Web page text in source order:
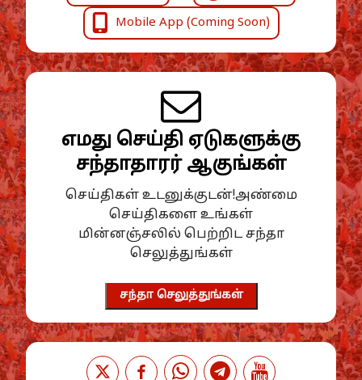
Mobile App (Coming Soon)
எமது செய்தி ஏடுகளுக்கு
சந்தாதாரர் ஆகுங்கள்
செய்திகள் உடனுக்குடன்!அண்மை
செய்திகளை உங்கள்
மின்னஞ்சலில் பெற்றிட சந்தா
செலுத்துங்கள்
சந்தா செலுத்துங்கள்